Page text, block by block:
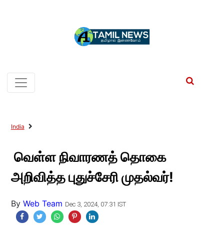
India
வெள்ள நிவாரணத் தொகை
அறிவித்த புதுச்சேரி முதல்வர்!
By Web Team Dec 3, 2024, 07:31 IST